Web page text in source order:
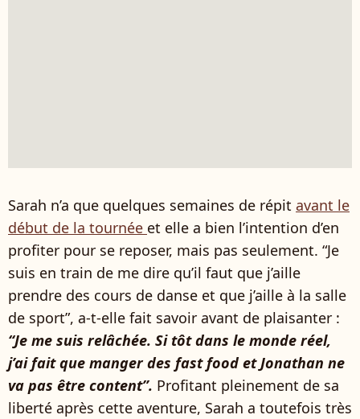
Sarah n’a que quelques semaines de répit avant le
début de la tournée et elle a bien l’intention d’en
profiter pour se reposer, mais pas seulement. “Je
suis en train de me dire qu’il faut que j’aille
prendre des cours de danse et que j’aille à la salle
de sport”, a-t-elle fait savoir avant de plaisanter :
“Je me suis relâchée. Si tôt dans le monde réel,
j’ai fait que manger des fast food et Jonathan ne
va pas être content”. Profitant pleinement de sa
liberté après cette aventure, Sarah a toutefois très